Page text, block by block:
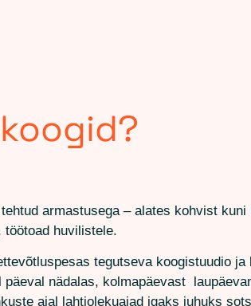
armastusega – alates kohvist kuni
töötoad huvilistele.
tegutseva koogistuudio
nädalas, kolmapäevast
ajal lahtiolekuajad igaks juhuks